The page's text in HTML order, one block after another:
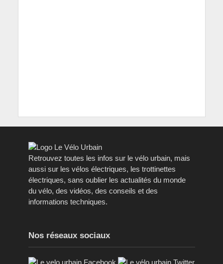
Retrouvez toutes les infos sur le vélo urbain, mais
aussi sur les vélos électriques, les trottinettes
électriques, sans oublier les actualités du monde
du vélo, des vidéos, des conseils et des
informations techniques.
Nos réseaux sociaux